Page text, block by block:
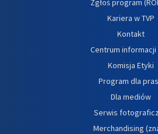
Zgłoś program
Kariera w TVP
Kontakt
Centrum informacji
Komisja Etyki
Program dla
Dla mediów
Serwis
Merchandising